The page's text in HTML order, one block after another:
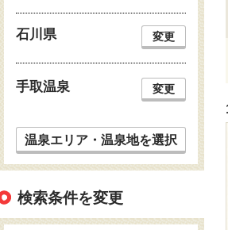
石川県 変更
手取温泉 変更
温泉エリア・温泉地を選択
検索条件を変更